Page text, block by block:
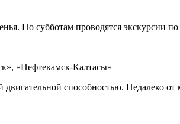
По субботам проводятся экскурсии
«Нефтекамск-Калтасы»
способностью. Недалеко